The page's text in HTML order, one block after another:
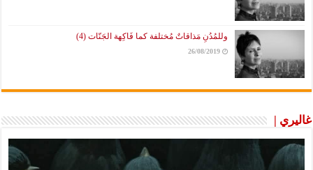
وللمُدُنِ مَذاقاتٌ مُختلفة كما فَاكِهة الجَنّات (4)
26/08/2019
غاليري |